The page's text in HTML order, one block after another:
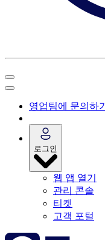
영업팀에 문의하기
로그인
웹 앱 열기
관리 콘솔
티켓
고객 포털